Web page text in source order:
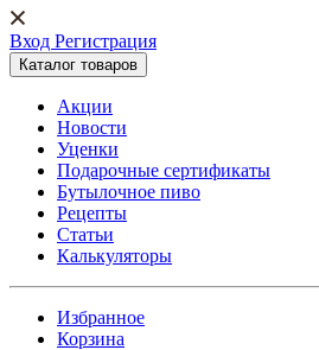
Вход Регистрация
Каталог товаров
Акции
Новости
Уценки
Подарочные сертификаты
Бутылочное пиво
Рецепты
Статьи
Калькуляторы
Избранное
Корзина